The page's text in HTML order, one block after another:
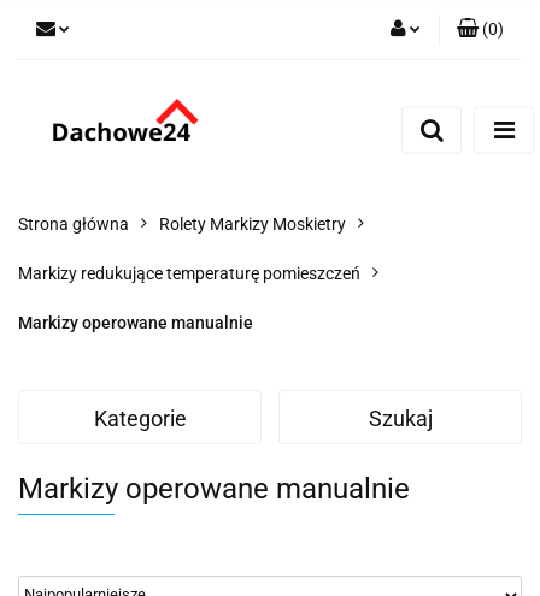
(0)
Strona główna Rolety Markizy Moskietry
Markizy redukujące temperaturę pomieszczeń
Markizy operowane manualnie
Kategorie Szukaj
Markizy operowane manualnie